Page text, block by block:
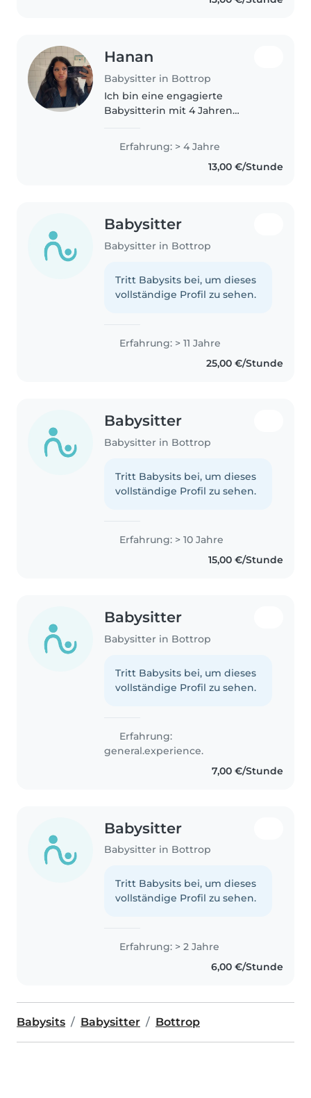
Hanan
Babysitter in Bottrop
Ich bin eine engagierte
Babysitterin mit 4 Jahren
Kindern aller Altersgruppen
(durch Nachbarskinder &
Familienmitglieder). Ich habe
Erfahrung: > 4 Jahre
13,00 €/Stunde
Babysitter
Babysitter in Bottrop
Tritt Babysits bei, um dieses
vollständige Profil zu sehen.
Erfahrung: > 11 Jahre
25,00 €/Stunde
Babysitter
Babysitter in Bottrop
Tritt Babysits bei, um dieses
vollständige Profil zu sehen.
Erfahrung: > 10 Jahre
15,00 €/Stunde
Babysitter
Babysitter in Bottrop
Tritt Babysits bei, um dieses
vollständige Profil zu sehen.
Erfahrung:
general.experience.
7,00 €/Stunde
Babysitter
Babysitter in Bottrop
Tritt Babysits bei, um dieses
vollständige Profil zu sehen.
Erfahrung: > 2 Jahre
6,00 €/Stunde
Babysits Babysitter Bottrop